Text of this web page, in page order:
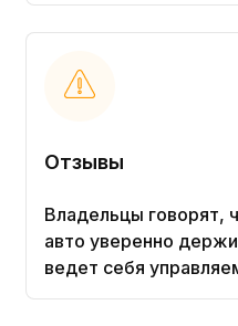
Отзывы
Владельцы говорят,
авто уверенно
ведет себя